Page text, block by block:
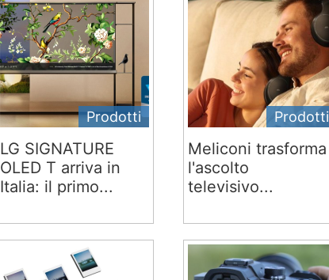
Prodotti
LG SIGNATURE
OLED T arriva in
Italia: il primo...
Prodotti
Meliconi trasforma
l'ascolto
televisivo...